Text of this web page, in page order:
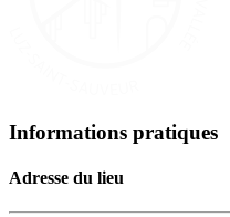
Informations pratiques
Adresse du lieu